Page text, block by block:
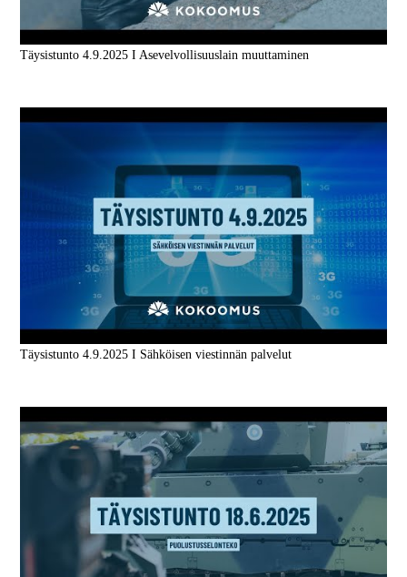
Täysistunto 4.9.2025 I Asevelvollisuuslain muuttaminen
Täysistunto 4.9.2025 I Sähköisen viestinnän palvelut